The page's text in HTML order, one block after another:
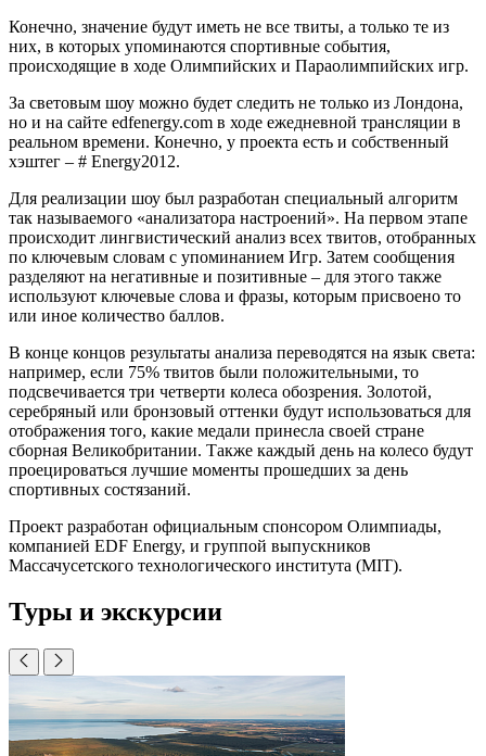
Конечно, значение будут иметь не все твиты, а только те из
них, в которых упоминаются спортивные события,
происходящие в ходе Олимпийских и Параолимпийских игр.
За световым шоу можно будет следить не только из Лондона,
но и на сайте edfenergy.com в ходе ежедневной трансляции в
реальном времени. Конечно, у проекта есть и собственный
хэштег – # Energy2012.
Для реализации шоу был разработан специальный алгоритм
так называемого «анализатора настроений». На первом этапе
происходит лингвистический анализ всех твитов, отобранных
по ключевым словам с упоминанием Игр. Затем сообщения
разделяют на негативные и позитивные – для этого также
используют ключевые слова и фразы, которым присвоено то
или иное количество баллов.
В конце концов результаты анализа переводятся на язык света:
например, если 75% твитов были положительными, то
подсвечивается три четверти колеса обозрения. Золотой,
серебряный или бронзовый оттенки будут использоваться для
отображения того, какие медали принесла своей стране
сборная Великобритании. Также каждый день на колесо будут
проецироваться лучшие моменты прошедших за день
спортивных состязаний.
Проект разработан официальным спонсором Олимпиады,
компанией EDF Energy, и группой выпускников
Массачусетского технологического института (MIT).
Туры и экскурсии